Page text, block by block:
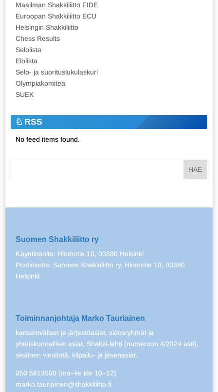
Maailman Shakkiliitto FIDE
Euroopan Shakkiliitto ECU
Helsingin Shakkiliitto
Chess Results
Selolista
Elolista
Selo- ja suorituslukulaskuri
Olympiakomitea
SUEK
RSS
No feed items found.
Suomen Shakkiliitto ry
Käyntiosoite: Hiomotie 10, 00380 Helsinki
Postiosoite: Suomen Shakkiliitto ry, Hiomotie 10, 00380
Helsinki
Toiminnanjohtaja Marko Tauriainen
kansainväliset ja järjestöasiat, sidosryhmät ja
yhteiskunnalliset asiat, Shakki-lehti (numeroon 4/2024 asti),
sisäinen viestintä, kilpailu- ja jäsenasiat.
050 5813500 (ma–ke klo 10–12)
marko.tauriainen@shakkiliitto.fi